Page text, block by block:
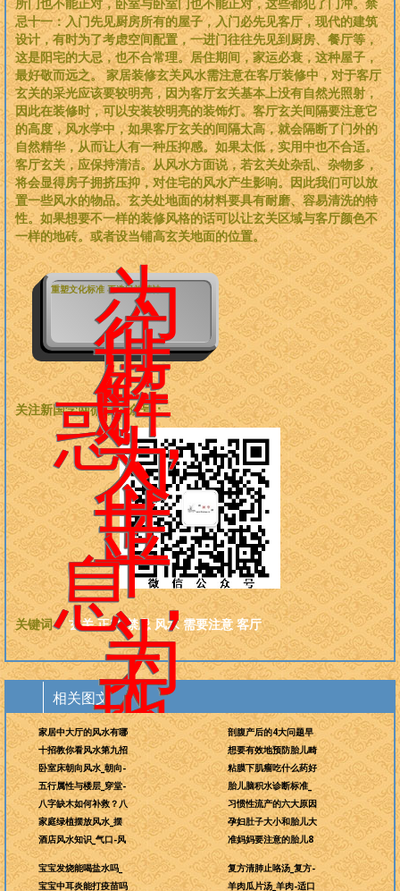
忌十一：入门先见厨房所有的屋子，入门必先见客厅，现代的建筑
设计，有时为了考虑空间配置，一进门往往先见到厨房、餐厅等，
这是阳宅的大忌，也不合常理。居住期间，家运必衰，这种屋子，
最好敬而远之。 家居装修玄关风水需注意在客厅装修中，对于客厅
玄关的采光应该要较明亮，因为客厅玄关基本上没有自然光照射，
因此在装修时，可以安装较明亮的装饰灯。客厅玄关间隔要注意它
的高度，风水学中，如果客厅玄关的间隔太高，就会隔断了门外的
自然精华，从而让人有一种压抑感。如果太低，实用中也不合适。
客厅玄关，应保持清洁。从风水方面说，若玄关处杂乱、杂物多，
将会显得房子拥挤压抑，对住宅的风水产生影响。因此我们可以放
置一些风水的物品。玄关处地面的材料要具有耐磨、容易清洗的特
性。如果想要不一样的装修风格的话可以让玄关区域与客厅颜色不
一样的地砖。或者设当铺高玄关地面的位置。
重塑文化标准 再造民族精神
为
往
世
解
惑，
为
今
世
平
息，
为
天
地
而
科
学，
为
关注新国学网微信公众号：
关键词： 玄关 正对 禁忌 风水 需要注意 客厅
相关图文
家居中大厅的风水有哪
十招教你看风水第九招
卧室床朝向风水_朝向-
五行属性与楼层_穿堂-
八字缺木如何补救？八
家庭绿植摆放风水_摆
酒店风水知识_气口-风
剖腹产后的4大问题早
想要有效地预防胎儿畸
粘膜下肌瘤吃什么药好
胎儿脑积水诊断标准_
习惯性流产的六大原因
孕妇肚子大小和胎儿大
准妈妈要注意的胎儿8
宝宝发烧能喝盐水吗_
宝宝中耳炎能打疫苗吗
复方清肺止咯汤_复方-
羊肉瓜片汤_羊肉-适口